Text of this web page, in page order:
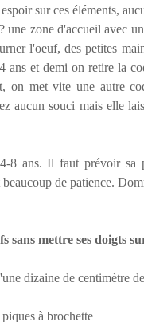
sur ces éléments,
une zone d'accueil avec
l'oeuf, des petites
ans et demi on retire la
on met vite une autre
aucun souci mais elle
ans. Il faut prévoir sa
de patience.
sans mettre ses doigts
dizaine de centimètre
à brochette